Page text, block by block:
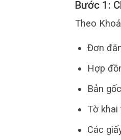
Bước 1:
Theo
Đơn
Hợp
Bản
Tờ khai
Các